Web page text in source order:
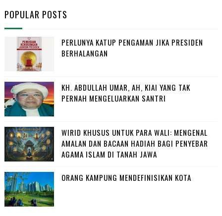
POPULAR POSTS
PERLUNYA KATUP PENGAMAN JIKA PRESIDEN
BERHALANGAN
KH. ABDULLAH UMAR, AH, KIAI YANG TAK
PERNAH MENGELUARKAN SANTRI
WIRID KHUSUS UNTUK PARA WALI: MENGENAL
AMALAN DAN BACAAN HADIAH BAGI PENYEBAR
AGAMA ISLAM DI TANAH JAWA
ORANG KAMPUNG MENDEFINISIKAN KOTA